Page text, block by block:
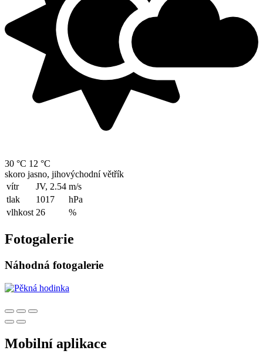
30 °C 12 °C
skoro jasno, jihovýchodní větřík
vítr
JV, 2.54 m/s
tlak
1017
hPa
vlhkost 26 %
Fotogalerie
Náhodná fotogalerie
Mobilní aplikace